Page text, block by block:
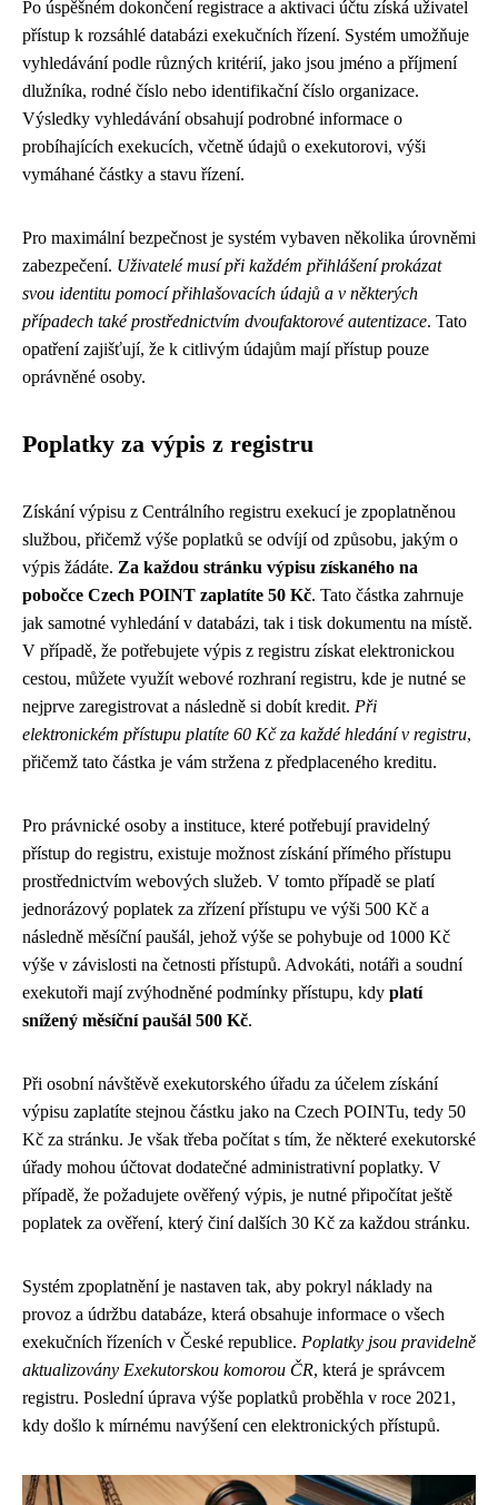
Po úspěšném dokončení registrace a aktivaci účtu získá uživatel
přístup k rozsáhlé databázi exekučních řízení. Systém umožňuje
vyhledávání podle různých kritérií, jako jsou jméno a příjmení
dlužníka, rodné číslo nebo identifikační číslo organizace.
Výsledky vyhledávání obsahují podrobné informace o
probíhajících exekucích, včetně údajů o exekutorovi, výši
vymáhané částky a stavu řízení.
Pro maximální bezpečnost je systém vybaven několika úrovněmi
zabezpečení. Uživatelé musí při každém přihlášení prokázat
svou identitu pomocí přihlašovacích údajů a v některých
případech také prostřednictvím dvoufaktorové autentizace. Tato
opatření zajišťují, že k citlivým údajům mají přístup pouze
oprávněné osoby.
Poplatky za výpis z registru
Získání výpisu z Centrálního registru exekucí je zpoplatněnou
službou, přičemž výše poplatků se odvíjí od způsobu, jakým o
výpis žádáte. Za každou stránku výpisu získaného na
pobočce Czech POINT zaplatíte 50 Kč. Tato částka zahrnuje
jak samotné vyhledání v databázi, tak i tisk dokumentu na místě.
V případě, že potřebujete výpis z registru získat elektronickou
cestou, můžete využít webové rozhraní registru, kde je nutné se
nejprve zaregistrovat a následně si dobít kredit. Při
elektronickém přístupu platíte 60 Kč za každé hledání v registru,
přičemž tato částka je vám stržena z předplaceného kreditu.
Pro právnické osoby a instituce, které potřebují pravidelný
přístup do registru, existuje možnost získání přímého přístupu
prostřednictvím webových služeb. V tomto případě se platí
jednorázový poplatek za zřízení přístupu ve výši 500 Kč a
následně měsíční paušál, jehož výše se pohybuje od 1000 Kč
výše v závislosti na četnosti přístupů. Advokáti, notáři a soudní
exekutoři mají zvýhodněné podmínky přístupu, kdy platí
snížený měsíční paušál 500 Kč.
Při osobní návštěvě exekutorského úřadu za účelem získání
výpisu zaplatíte stejnou částku jako na Czech POINTu, tedy 50
Kč za stránku. Je však třeba počítat s tím, že některé exekutorské
úřady mohou účtovat dodatečné administrativní poplatky. V
případě, že požadujete ověřený výpis, je nutné připočítat ještě
poplatek za ověření, který činí dalších 30 Kč za každou stránku.
Systém zpoplatnění je nastaven tak, aby pokryl náklady na
provoz a údržbu databáze, která obsahuje informace o všech
exekučních řízeních v České republice. Poplatky jsou pravidelně
aktualizovány Exekutorskou komorou ČR, která je správcem
registru. Poslední úprava výše poplatků proběhla v roce 2021,
kdy došlo k mírnému navýšení cen elektronických přístupů.